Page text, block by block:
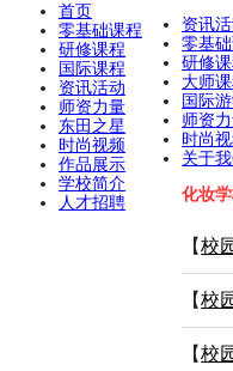
首页
零基础课程
研修课程
国际课程
资讯活动
师资力量
东田之星
时尚视频
作品展示
学校简介
人才招聘
资讯
零基
研修
大师
国际
师资
时尚
关于
化妆
【校
【校
【校